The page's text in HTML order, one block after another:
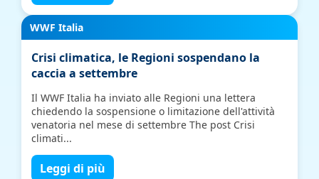
WWF Italia
Crisi climatica, le Regioni sospendano la
caccia a settembre
Il WWF Italia ha inviato alle Regioni una lettera
chiedendo la sospensione o limitazione dell'attività
venatoria nel mese di settembre The post Crisi
climati...
Leggi di più